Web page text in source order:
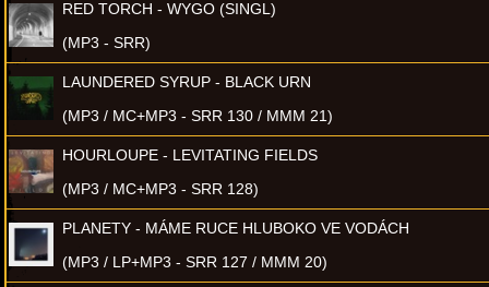
RED TORCH - WYGO (SINGL)
(MP3 - SRR)
LAUNDERED SYRUP - BLACK URN
(MP3 / MC+MP3 - SRR 130 / MMM 21)
HOURLOUPE - LEVITATING FIELDS
(MP3 / MC+MP3 - SRR 128)
PLANETY - MÁME RUCE HLUBOKO VE VODÁCH
(MP3 / LP+MP3 - SRR 127 / MMM 20)